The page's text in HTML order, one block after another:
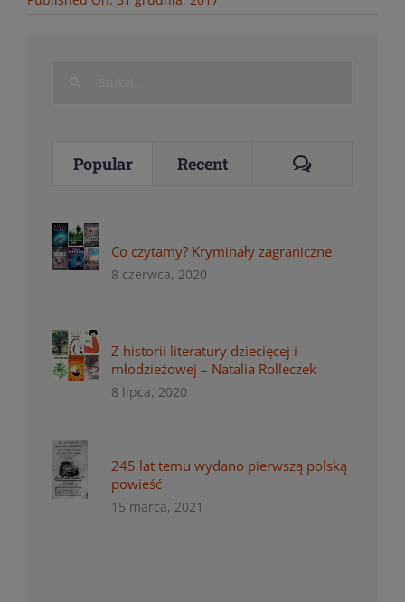
Popular Recent Comments
Co czytamy? Kryminały zagraniczne
8 czerwca, 2020
Z historii literatury dziecięcej i
młodzieżowej – Natalia Rolleczek
8 lipca, 2020
245 lat temu wydano pierwszą polską
powieść
15 marca, 2021